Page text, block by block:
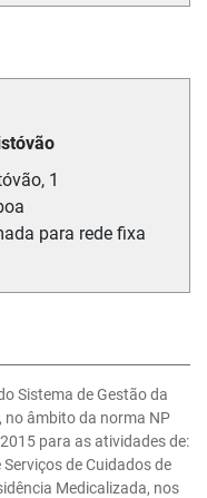
1
para rede fixa
Sistema de Gestão da
no âmbito da norma NP
para as atividades de:
de Cuidados de
Medicalizada, nos